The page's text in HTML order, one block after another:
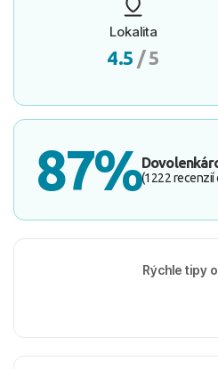
Lokalita
4.5 / 5
87%(1222 recenzií
Rýchle tipy